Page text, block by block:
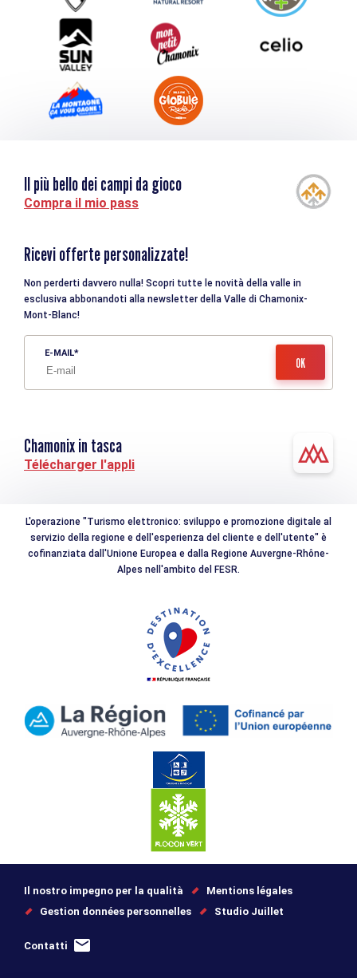
Turismo e disabilità
Il più bello dei campi da gioco
Compra il mio pass
Ricevi offerte personalizzate!
Non perderti davvero nulla! Scopri tutte le novità della valle in
esclusiva abbonandoti alla newsletter della Valle di Chamonix-
Mont-Blanc!
E-MAIL
Chamonix in tasca
Télécharger l'appli
L'operazione "Turismo elettronico: sviluppo e promozione digitale al
servizio della regione e dell'esperienza del cliente e dell'utente" è
cofinanziata dall'Unione Europea e dalla Regione Auvergne-Rhône-
Alpes nell'ambito del FESR.
Il nostro impegno per la qualità
Mentions légales
Gestion données personnelles
Studio Juillet
Contatti